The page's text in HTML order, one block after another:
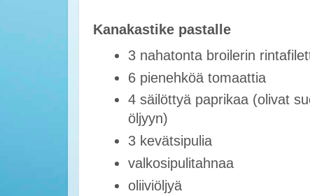
Kanakastike pastalle
3 nahatonta broilerin
6 pienehköä tomaattia
4 säilöttyä paprikaa (olivat
öljyyn)
3 kevätsipulia
valkosipulitahnaa
oliiviöljyä